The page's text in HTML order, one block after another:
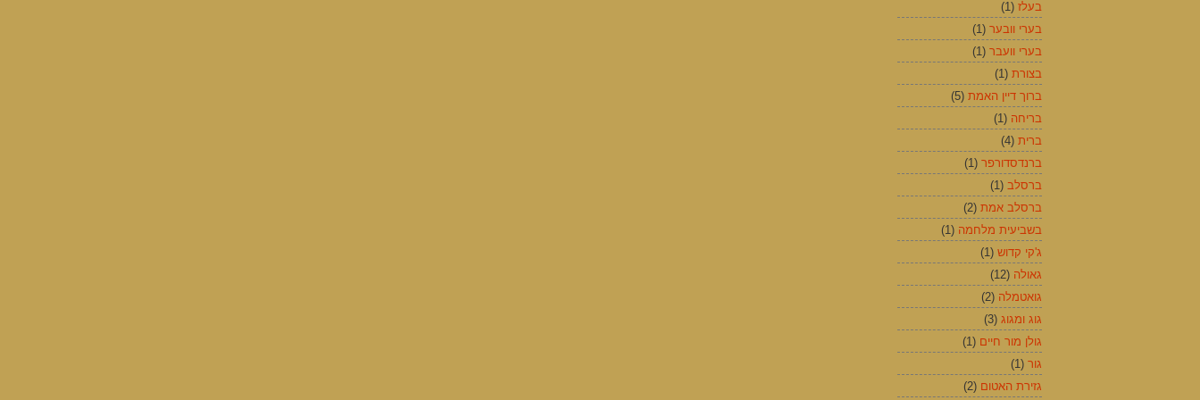
בעלז (1)
בערי וובער (1)
בערי וועבר (1)
בצורת (1)
ברוך דיין האמת (5)
בריחה (1)
ברית (4)
ברנדסדורפר (1)
ברסלב (1)
ברסלב אמת (2)
בשביעית מלחמה (1)
ג'קי קדוש (1)
גאולה (12)
גואטמלה (2)
גוג ומגוג (3)
גולן מור חיים (1)
גור (1)
גזירת האטום (2)